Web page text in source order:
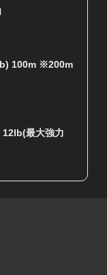
100m ※200m
12lb(最大強力